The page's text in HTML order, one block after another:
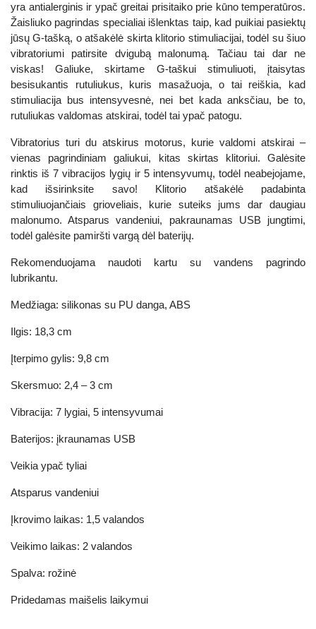
yra antialerginis ir ypač greitai prisitaiko prie kūno temperatūros.
Žaisliuko pagrindas specialiai išlenktas taip, kad puikiai pasiektų
jūsų G-tašką, o atšakėlė skirta klitorio stimuliacijai, todėl su šiuo
vibratoriumi patirsite dvigubą malonumą. Tačiau tai dar ne
viskas! Galiuke, skirtame G-taškui stimuliuoti, įtaisytas
besisukantis rutuliukus, kuris masažuoja, o tai reiškia, kad
stimuliacija bus intensyvesnė, nei bet kada anksčiau, be to,
rutuliukas valdomas atskirai, todėl tai ypač patogu.
Vibratorius turi du atskirus motorus, kurie valdomi atskirai –
vienas pagrindiniam galiukui, kitas skirtas klitoriui. Galėsite
rinktis iš 7 vibracijos lygių ir 5 intensyvumų, todėl neabejojame,
kad išsirinksite savo! Klitorio atšakėlė padabinta
stimuliuojančiais grioveliais, kurie suteiks jums dar daugiau
malonumo. Atsparus vandeniui, pakraunamas USB jungtimi,
todėl galėsite pamiršti vargą dėl baterijų.
Rekomenduojama naudoti kartu su vandens pagrindo
lubrikantu.
Medžiaga: silikonas su PU danga, ABS
Ilgis: 18,3 cm
Įterpimo gylis: 9,8 cm
Skersmuo: 2,4 – 3 cm
Vibracija: 7 lygiai, 5 intensyvumai
Baterijos: įkraunamas USB
Veikia ypač tyliai
Atsparus vandeniui
Įkrovimo laikas: 1,5 valandos
Veikimo laikas: 2 valandos
Spalva: rožinė
Pridedamas maišelis laikymui